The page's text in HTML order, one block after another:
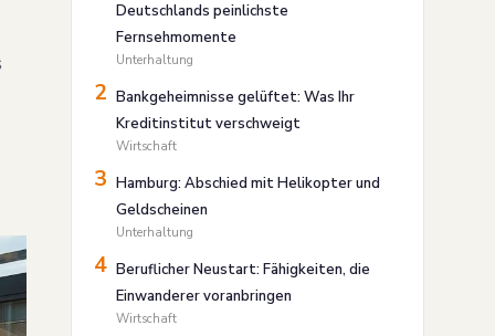
Deutschlands peinlichste
Fernsehmomente
Unterhaltung
2 Bankgeheimnisse gelüftet: Was Ihr
Kreditinstitut verschweigt
Wirtschaft
3 Hamburg: Abschied mit Helikopter und
Geldscheinen
Unterhaltung
4 Beruflicher Neustart: Fähigkeiten, die
Einwanderer voranbringen
Wirtschaft